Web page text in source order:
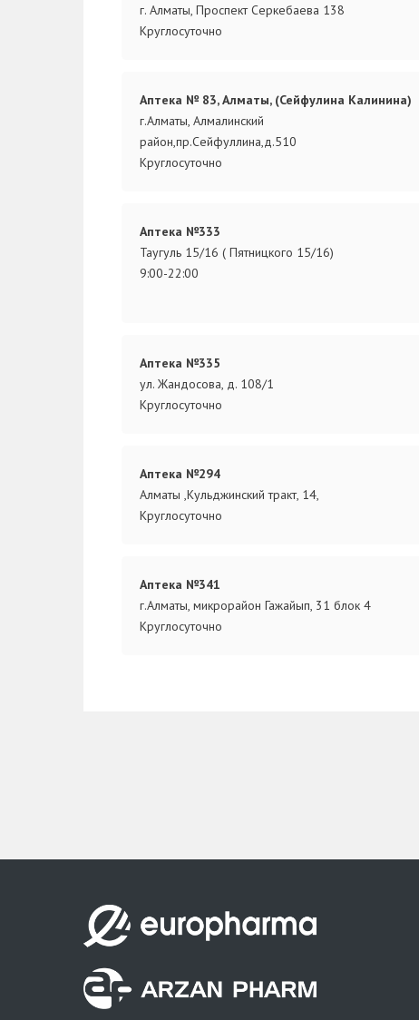
г. Алматы, Проспект Серкебаева 138
Круглосуточно
Аптека № 83, Алматы, (Сейфулина Калинина)
г.Алматы, Алмалинский
район,пр.Сейфуллина,д.510
Круглосуточно
Аптека №333
Таугуль 15/16 ( Пятницкого 15/16)
9:00-22:00
Аптека №335
ул. Жандосова, д. 108/1
Круглосуточно
Аптека №294
Алматы ,Кульджинский тракт, 14,
Круглосуточно
Аптека №341
г.Алматы, микрорайон Гажайып, 31 блок 4
Круглосуточно